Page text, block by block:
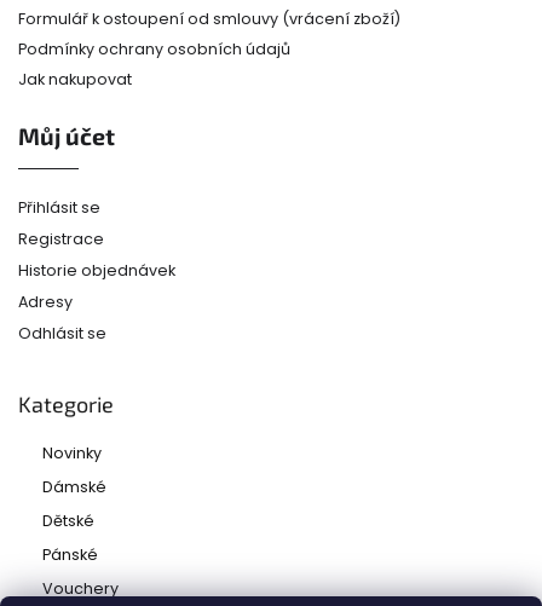
Formulář k ostoupení od smlouvy (vrácení zboží)
Podmínky ochrany osobních údajů
Jak nakupovat
Můj účet
Přihlásit se
Registrace
Historie objednávek
Adresy
Odhlásit se
Kategorie
Novinky
Dámské
Dětské
Pánské
Vouchery